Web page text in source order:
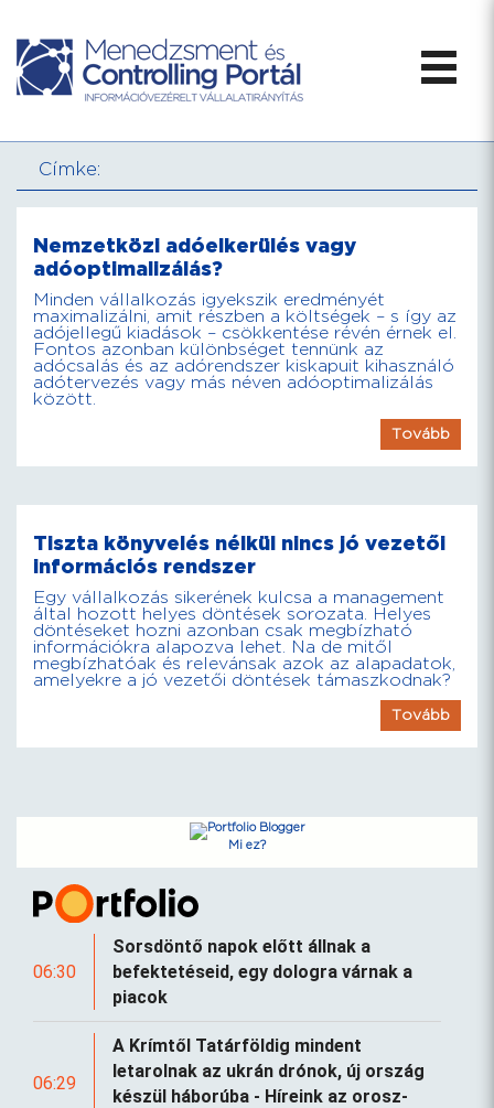
Címke:
Nemzetközi adóelkerülés vagy
adóoptimalizálás?
Minden vállalkozás igyekszik eredményét
maximalizálni, amit részben a költségek – s így az
adójellegű kiadások – csökkentése révén érnek el.
Fontos azonban különbséget tennünk az
adócsalás és az adórendszer kiskapuit kihasználó
adótervezés vagy más néven adóoptimalizálás
között.
Tovább
Tiszta könyvelés nélkül nincs jó vezetői
információs rendszer
Egy vállalkozás sikerének kulcsa a management
által hozott helyes döntések sorozata. Helyes
döntéseket hozni azonban csak megbízható
információkra alapozva lehet. Na de mitől
megbízhatóak és relevánsak azok az alapadatok,
amelyekre a jó vezetői döntések támaszkodnak?
Tovább
Mi ez?
06:30
Sorsdöntő napok előtt állnak a
befektetéseid, egy dologra várnak a
piacok
06:29
A Krímtől Tatárföldig mindent
letarolnak az ukrán drónok, új ország
készül háborúba - Híreink az orosz-